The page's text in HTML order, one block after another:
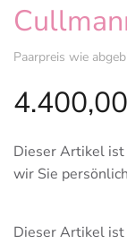
Paarpreis wie
4.400,00
Dieser Artikel
wir Sie
Dieser Artikel